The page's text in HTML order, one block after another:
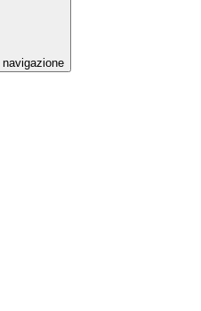
navigazione